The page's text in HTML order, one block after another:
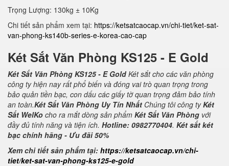
Trọng Lượng: 130kg ± 10Kg
Chi tiết sản phẩm xem tại: https://ketsatcaocap.vn/chi-tiet/ket-sat-
van-phong-ks140b-series-e-korea-cao-cap
Két Sắt Văn Phòng KS125 - E Gold
Két Sắt Văn Phòng KS125 - E GoldKét sắt cho các văn phòng
công ty hiện nay rất phổ biến và đóng vai trò quan trọng trong
bảo quản tiền bạc, con dấu các giấy tờ quan trọng đảm bảo tính
an toàn.Két Sắt Văn Phòng Uy Tín Nhất Chúng tôi công tyKét
Sắt WelKo cho ra mắt dòng sản phẩm Két Sắt Văn Phòng với
đầy đủ tính năng và tiện ích. Hotline: 0982770404. Két sắt két
bạc chính hãng - Ưu đãi 50%
Xem chi tiết sản phẩm tại: https://ketsatcaocap.vn/chi-
tiet/ket-sat-van-phong-ks125-e-gold